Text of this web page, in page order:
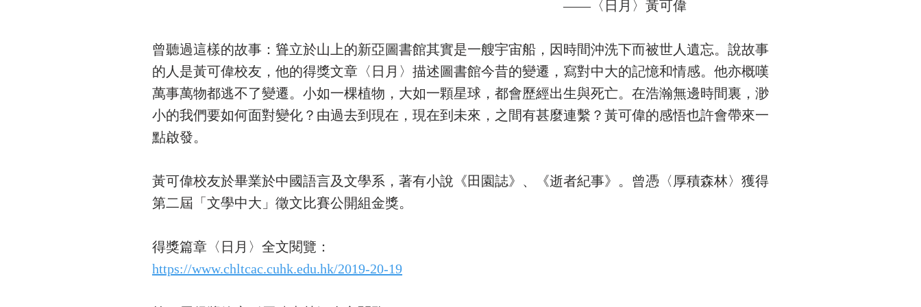
——〈日月〉黃可偉
曾聽過這樣的故事：聳立於山上的新亞圖書館其實是一艘宇宙船，因時間沖洗下而被世人遺忘。說故事
的人是黃可偉校友，他的得獎文章〈日月〉描述圖書館今昔的變遷，寫對中大的記憶和情感。他亦概嘆
萬事萬物都逃不了變遷。小如一棵植物，大如一顆星球，都會歷經出生與死亡。在浩瀚無邊時間裏，渺
小的我們要如何面對變化？由過去到現在，現在到未來，之間有甚麼連繫？ 黃可偉的感悟也許會帶來一
點啟發。
黃可偉校友於畢業於中國語言及文學系，著有小說《田園誌》、《逝者紀事》。曾憑〈厚積森林〉獲得
第二屆「文學中大」徵文比賽公開組金獎。
得獎篇章〈日月〉全文閱覽：
https://www.chltcac.cuhk.edu.hk/2019-20-19